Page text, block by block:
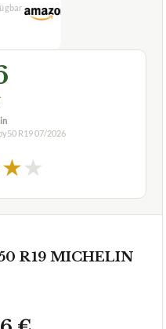
R1907/2026
★★
R19 MICHELIN